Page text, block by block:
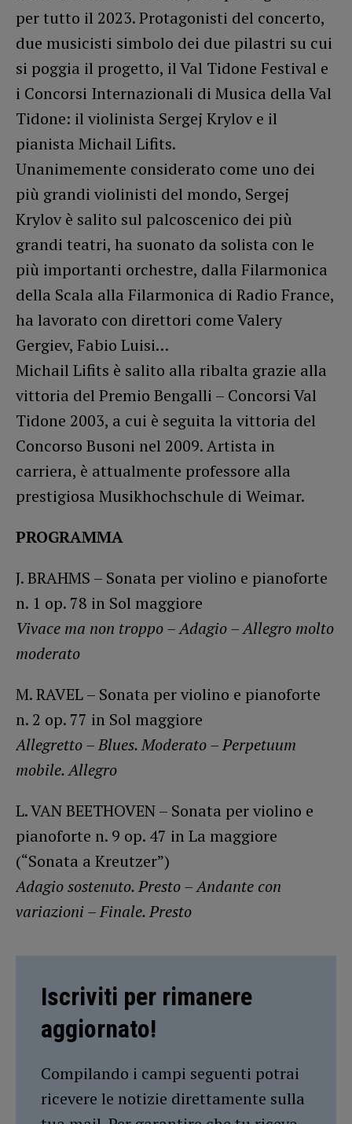
per tutto il 2023. Protagonisti del concerto,
due musicisti simbolo dei due pilastri su cui
si poggia il progetto, il Val Tidone Festival e
i Concorsi Internazionali di Musica della Val
Tidone: il violinista Sergej Krylov e il
pianista Michail Lifits.
Unanimemente considerato come uno dei
più grandi violinisti del mondo, Sergej
Krylov è salito sul palcoscenico dei più
grandi teatri, ha suonato da solista con le
più importanti orchestre, dalla Filarmonica
della Scala alla Filarmonica di Radio France,
ha lavorato con direttori come Valery
Gergiev, Fabio Luisi…
Michail Lifits è salito alla ribalta grazie alla
vittoria del Premio Bengalli – Concorsi Val
Tidone 2003, a cui è seguita la vittoria del
Concorso Busoni nel 2009. Artista in
carriera, è attualmente professore alla
prestigiosa Musikhochschule di Weimar.
PROGRAMMA
J. BRAHMS – Sonata per violino e pianoforte
n. 1 op. 78 in Sol maggiore
Vivace ma non troppo –Adagio –Allegro molto
moderato
M. RAVEL – Sonata per violino e pianoforte
n. 2 op. 77 in Sol maggiore
Allegretto –Blues. Moderato –Perpetuum
mobile. Allegro
L. VAN BEETHOVEN – Sonata per violino e
pianoforte n. 9 op. 47 in La maggiore
(“Sonata a Kreutzer”)
Adagio sostenuto. Presto –Andante con
variazioni –Finale. Presto
Iscriviti per rimanere
aggiornato!
Compilando i campi seguenti potrai
ricevere le notizie direttamente sulla